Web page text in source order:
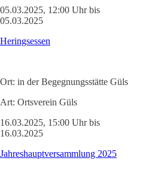
05.03.2025, 12:00 Uhr bis
05.03.2025
Heringsessen
Ort: in der Begegnungsstätte Güls
Art: Ortsverein Güls
16.03.2025, 15:00 Uhr bis
16.03.2025
Jahreshauptversammlung 2025